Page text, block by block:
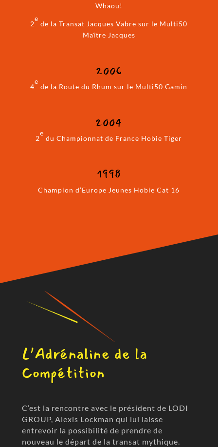
Whaou!
2
e
de la Transat Jacques Vabre sur le Multi50
Maître Jacques
2006
4
e
de la Route du Rhum sur le Multi50 Gamin
2004
2
e
du Championnat de France Hobie Tiger
1998
Champion d’Europe Jeunes Hobie Cat 16
L’Adrénaline de la
Compétition
C’est la rencontre avec le président de LODI
GROUP, Alexis Lockman qui lui laisse
entrevoir la possibilité de prendre de
nouveau le départ de la transat mythique.